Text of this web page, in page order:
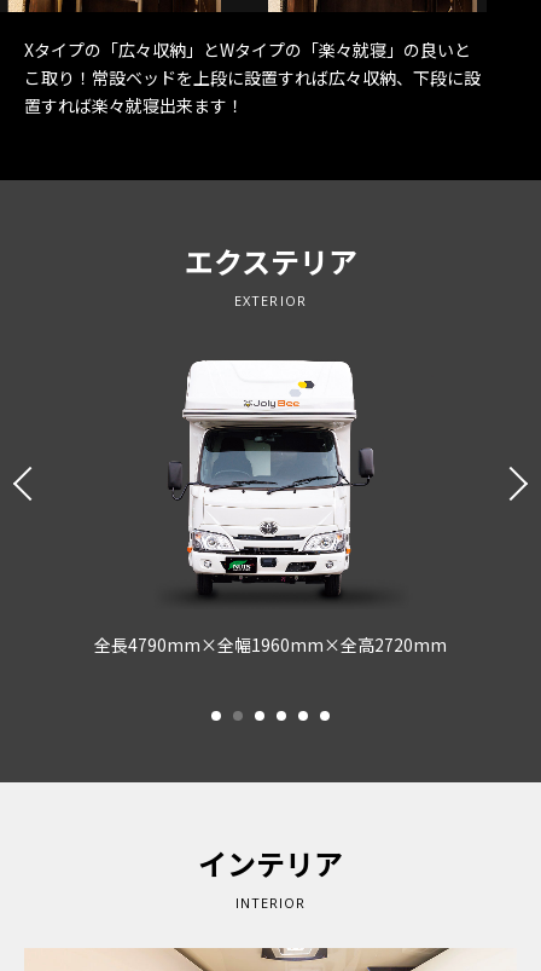
Xタイプの「広々収納」とWタイプの「楽々就寝」の良いと
こ取り！ 常設ベッドを上段に設置すれば広々収納、下段に設
置すれば楽々就寝出来ます！
エクステリア
EXTERIOR
全長4790mm×全幅1960mm×全高2720mm
インテリア
INTERIOR